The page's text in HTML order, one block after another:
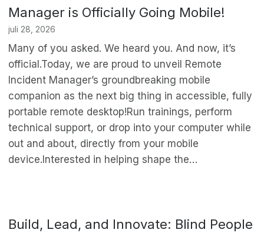
Manager is Officially Going Mobile!
juli 28, 2026
Many of you asked. We heard you. And now, it’s
official.Today, we are proud to unveil Remote
Incident Manager’s groundbreaking mobile
companion as the next big thing in accessible, fully
portable remote desktop!Run trainings, perform
technical support, or drop into your computer while
out and about, directly from your mobile
device.Interested in helping shape the…
Build, Lead, and Innovate: Blind People